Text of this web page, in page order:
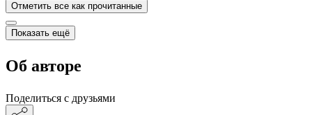
Отметить все как прочитанные
Показать ещё
Об авторе
Поделиться с друзьями